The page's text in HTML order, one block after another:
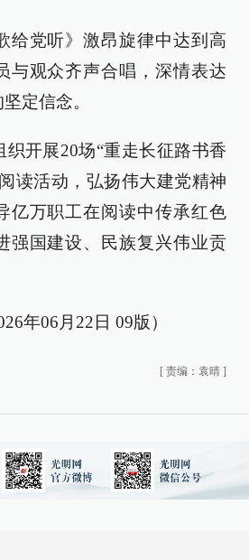
给党听》激昂旋律中达到高
与观众齐声合唱，深情表达
定信念。
开展20场“重走长征路书香
读活动，弘扬伟大建党精神
亿万职工在阅读中传承红色
强国建设、民族复兴伟业贡
年06月22日 09版）
[ 责编：袁晴 ]